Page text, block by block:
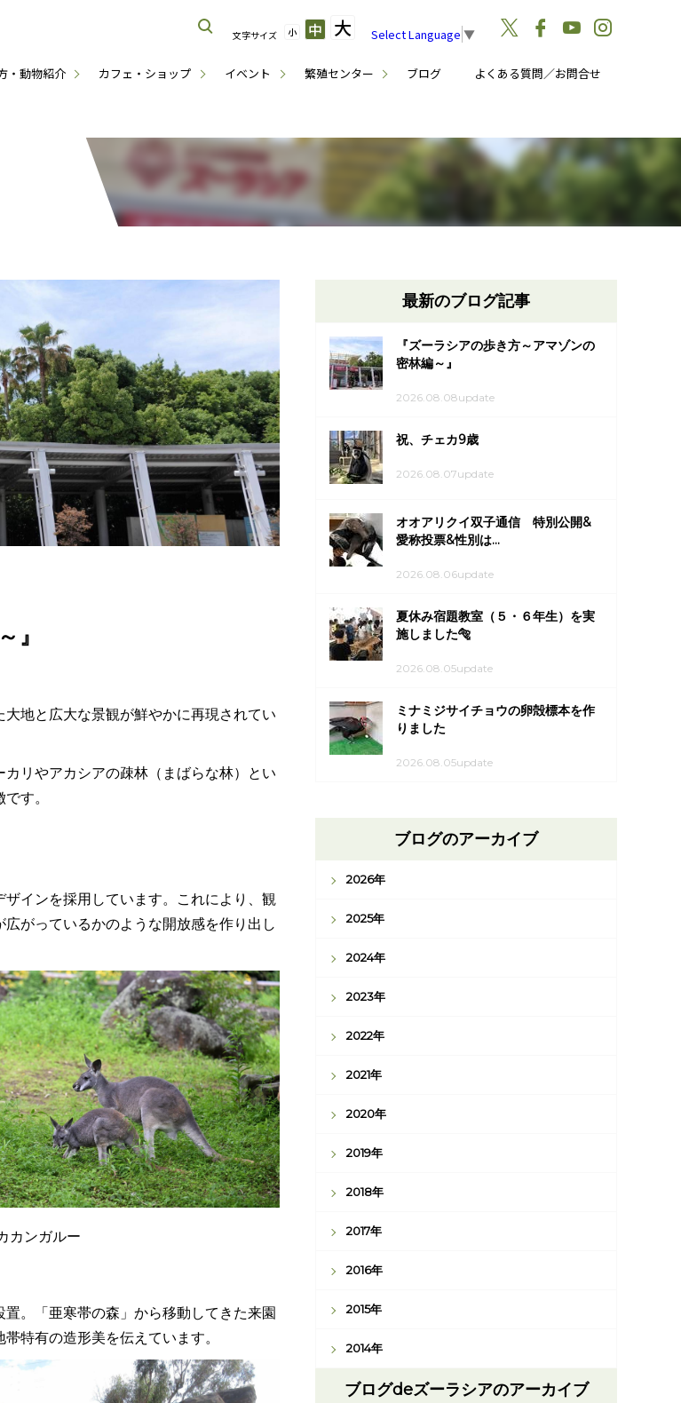
・動物紹介 カフェ・ショップ イベント 繁殖センター ブログ よくある質問／お問合せ
文字サイズ 小 中 大 Select Language ▼
』
地と広大な景観が鮮やかに再現されてい
リやアカシアの疎林（まばらな林）とい
す。
インを採用しています。これにより、観
がっているかのような開放感を作り出し
カンガルー
。「亜寒帯の森」から移動してきた来園
特有の造形美を伝えています。
最新のブログ記事
『ズーラシアの歩き方～アマゾンの
密林編～』
2026.08.08update
祝、チェカ9歳
2026.08.07update
オオアリクイ双子通信 特別公開&
愛称投票&性別は...
2026.08.06update
夏休み宿題教室（５・６年生）を実
施しました🐅
2026.08.05update
ミナミジサイチョウの卵殻標本を作
りました
2026.08.05update
ブログのアーカイブ
2026年
2025年
2024年
2023年
2022年
2021年
2020年
2019年
2018年
2017年
2016年
2015年
2014年
ブログdeズーラシアのアーカイブ